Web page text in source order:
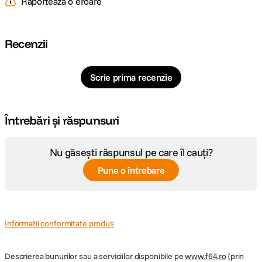
DETALII PRODUCATOR
Cod producator 1018310334
Recenzii
Scrie prima recenzie
Întrebări și răspunsuri
Nu găsești răspunsul pe care îl cauți?
Pune o întrebare
Informatii conformitate produs
Descrierea bunurilor sau a serviciilor disponibile pewww.f64.ro(prin